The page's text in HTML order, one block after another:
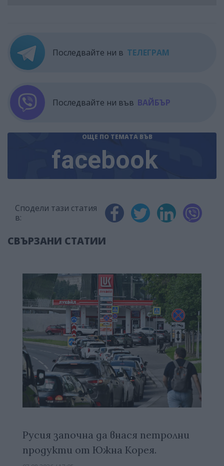
Последвайте ни в ТЕЛЕГРАМ
Последвайте ни във ВАЙБЪР
ОЩЕ ПО ТЕМАТА ВЪВ
facebook
Сподели тази статия
в:
СВЪРЗАНИ СТАТИИ
Русия започна да внася петролни
продукти от Южна Корея.